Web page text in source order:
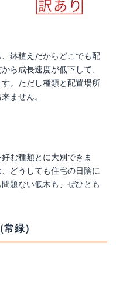
鉢植えだからどこでも配
ら成長速度が低下して、
。ただし種類と配置場所
ません。
む種類とに大別できま
どうしても住宅の日陰に
題ない低木も、ぜひとも
緑）